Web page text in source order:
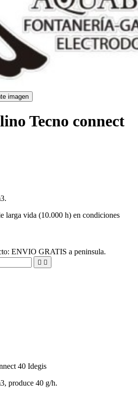
imagen
Tecno connect
larga vida (10.000 h) en condiciones
ENVIO GRATIS a peninsula.
 
40 Idegis
produce 40 g/h.